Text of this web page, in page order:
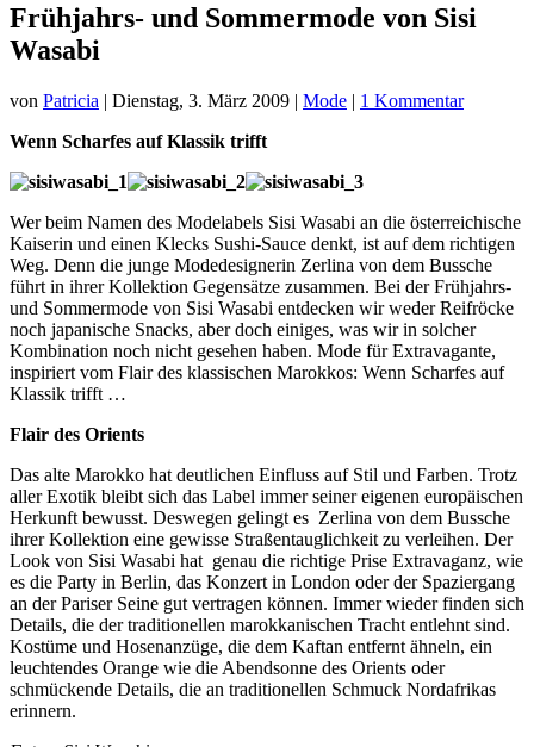
Frühjahrs- und Sommermode von Sisi
Wasabi
von Patricia | Dienstag, 3. März 2009 | Mode | 1 Kommentar
Wenn Scharfes auf Klassik trifft
Wer beim Namen des Modelabels Sisi Wasabi an die österreichische
Kaiserin und einen Klecks Sushi-Sauce denkt, ist auf dem richtigen
Weg. Denn die junge Modedesignerin Zerlina von dem Bussche
führt in ihrer Kollektion Gegensätze zusammen. Bei der Frühjahrs-
und Sommermode von Sisi Wasabi entdecken wir weder Reifröcke
noch japanische Snacks, aber doch einiges, was wir in solcher
Kombination noch nicht gesehen haben. Mode für Extravagante,
inspiriert vom Flair des klassischen Marokkos: Wenn Scharfes auf
Klassik trifft …
Flair des Orients
Das alte Marokko hat deutlichen Einfluss auf Stil und Farben. Trotz
aller Exotik bleibt sich das Label immer seiner eigenen europäischen
Herkunft bewusst. Deswegen gelingt es Zerlina von dem Bussche
ihrer Kollektion eine gewisse Straßentauglichkeit zu verleihen. Der
Look von Sisi Wasabi hat genau die richtige Prise Extravaganz, wie
es die Party in Berlin, das Konzert in London oder der Spaziergang
an der Pariser Seine gut vertragen können. Immer wieder finden sich
Details, die der traditionellen marokkanischen Tracht entlehnt sind.
Kostüme und Hosenanzüge, die dem Kaftan entfernt ähneln, ein
leuchtendes Orange wie die Abendsonne des Orients oder
schmückende Details, die an traditionellen Schmuck Nordafrikas
erinnern.